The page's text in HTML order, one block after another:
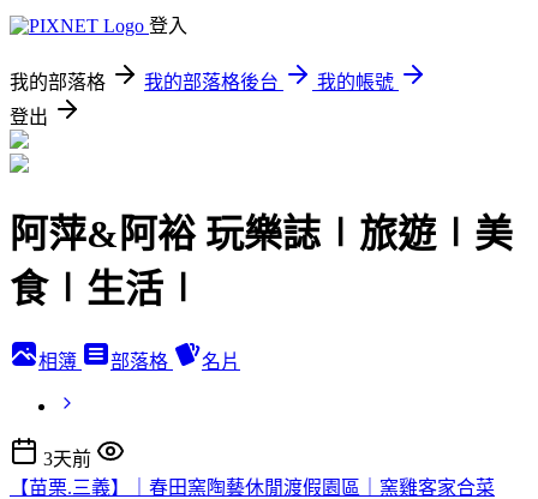
登入
我的部落格 我的部落格後台
我的帳號
登出
阿萍&阿裕 玩樂誌∣旅遊∣美
食∣生活∣
相簿 部落格 名片
3天前
【苗栗.三義】｜春田窯陶藝休閒渡假園區｜窯雞客家合菜